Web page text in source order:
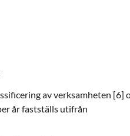
av verksamheten [6]
år fastställs utifrån